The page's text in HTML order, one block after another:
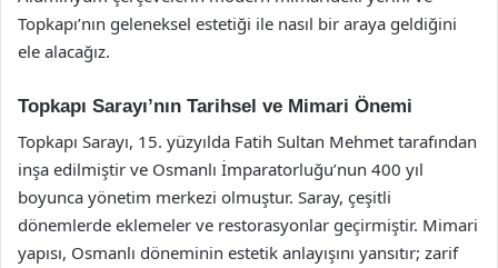
Topkapı’nın geleneksel estetiği ile nasıl bir araya geldiğini
ele alacağız.
Topkapı Sarayı’nın Tarihsel ve Mimari Önemi
Topkapı Sarayı, 15. yüzyılda Fatih Sultan Mehmet tarafından
inşa edilmiştir ve Osmanlı İmparatorluğu’nun 400 yıl
boyunca yönetim merkezi olmuştur. Saray, çeşitli
dönemlerde eklemeler ve restorasyonlar geçirmiştir. Mimari
yapısı, Osmanlı döneminin estetik anlayışını yansıtır; zarif